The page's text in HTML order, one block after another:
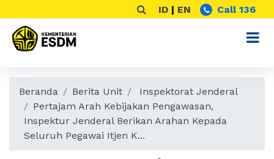
ID | EN Call 136
Beranda Berita Unit
Inspektorat Jenderal
Pertajam Arah Kebijakan Pengawasan,
Inspektur Jenderal Berikan Arahan Kepada
Seluruh Pegawai Itjen K...